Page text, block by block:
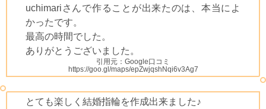
uchimariさんで作ることが出来たのは、本当によ
かったです。
最高の時間でした。
ありがとうございました。
引用元：Google口コミ
https://goo.gl/maps/epZwjqshNqi6v3Ag7
とても楽しく結婚指輪を作成出来ました♪